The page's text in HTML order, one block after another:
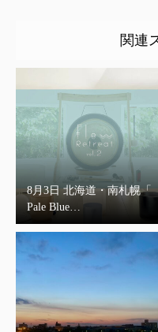
関連
8月3日 北海道・南札幌「
Pale Blue…